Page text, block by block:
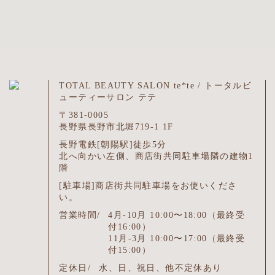
TOTAL BEAUTY SALON te*te / トータルビ
ューティーサロン テテ
〒381-0005
長野県長野市北堀719-1 1F
長野電鉄[朝陽駅]徒歩5分
北へ向かい左側、商店街共同駐車場隣の建物1
階
[駐車場]商店街共同駐車場をお使いくださ
い。
営業時間/
4月-10月 10:00〜18:00（最終受
付16:00）
11月-3月 10:00〜17:00（最終受
付15:00）
定休日/
水、日、祝日、他不定休あり